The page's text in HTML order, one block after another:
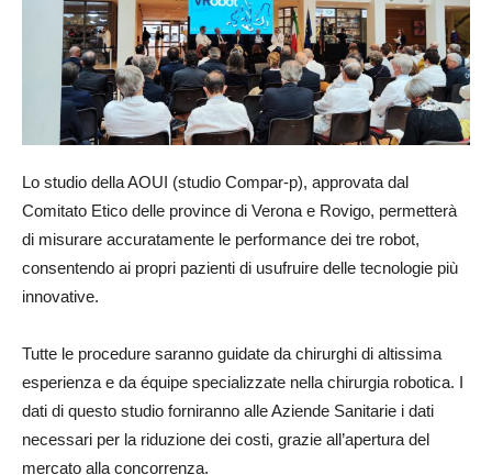
Lo studio della AOUI (studio Compar-p), approvata dal
Comitato Etico delle province di Verona e Rovigo, permetterà
di misurare accuratamente le performance dei tre robot,
consentendo ai propri pazienti di usufruire delle tecnologie più
innovative.
Tutte le procedure saranno guidate da chirurghi di altissima
esperienza e da équipe specializzate nella chirurgia robotica. I
dati di questo studio forniranno alle Aziende Sanitarie i dati
necessari per la riduzione dei costi, grazie all’apertura del
mercato alla concorrenza.